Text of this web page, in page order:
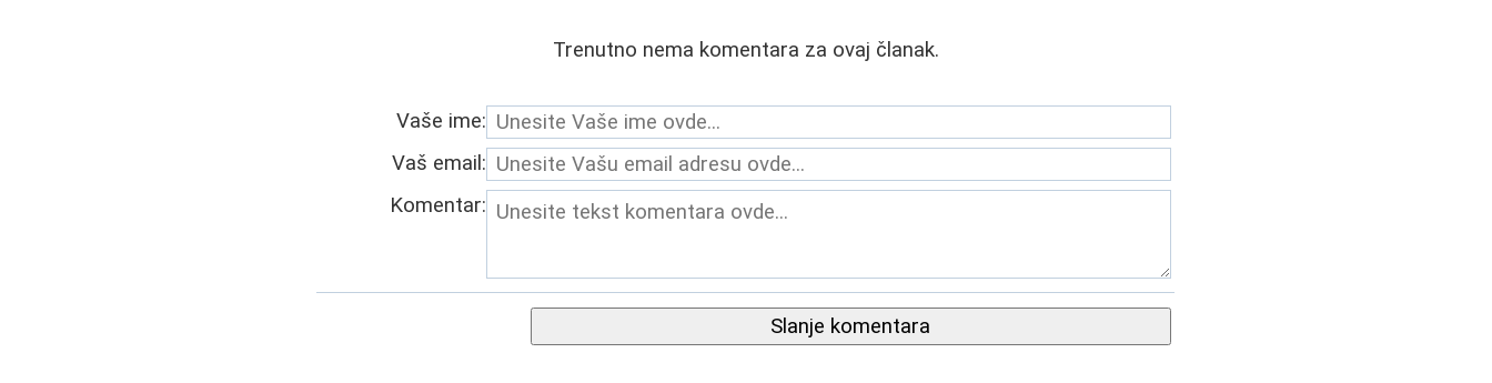
Trenutno nema komentara za ovaj članak.
Vaše ime:
Vaš email:
Komentar:
Slanje komentara